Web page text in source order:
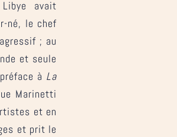
avait
né, le chef
; au
et seule
à La
Marinetti
et en
et prit le